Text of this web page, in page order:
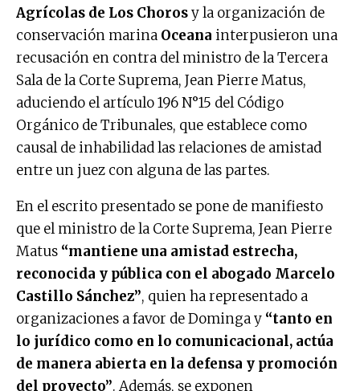
Agrícolas de Los Chorosy la organización de
conservación marina Oceana interpusieron una
recusación en contra del ministro de la Tercera
Sala de la Corte Suprema, Jean Pierre Matus,
aduciendo el artículo 196 N°15 del Código
Orgánico de Tribunales, que establece como
causal de inhabilidad las relaciones de amistad
entre un juez con alguna de las partes.
En el escrito presentado se pone de manifiesto
que el ministro de la Corte Suprema, Jean Pierre
Matus “mantiene una amistad estrecha,
reconocida y pública con el abogado Marcelo
Castillo Sánchez”, quien ha representado a
organizaciones a favor de Dominga y “tanto en
lo jurídico como en lo comunicacional, actúa
de manera abierta en la defensa y promoción
del proyecto”. Además, se exponen